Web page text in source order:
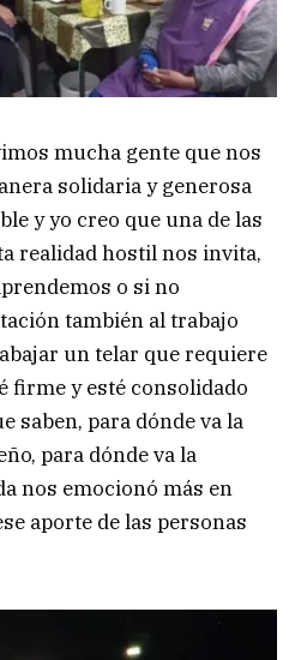
mucha gente que nos
solidaria y generosa
y yo creo que una de las
realidad hostil nos invita,
o si no
también al trabajo
un telar que requiere
firme y esté consolidado
saben, para dónde va la
para dónde va la
nos emocionó más en
aporte de las personas